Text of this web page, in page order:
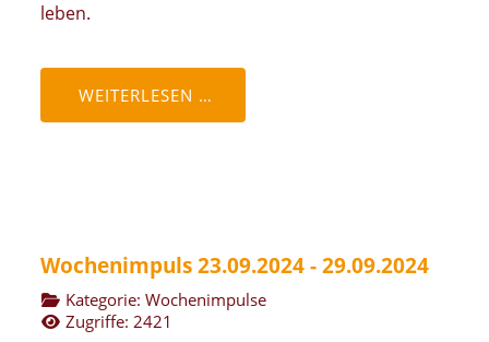
leben.
WEITERLESEN …
Wochenimpuls 23.09.2024 - 29.09.2024
Kategorie: Wochenimpulse
Zugriffe: 2421